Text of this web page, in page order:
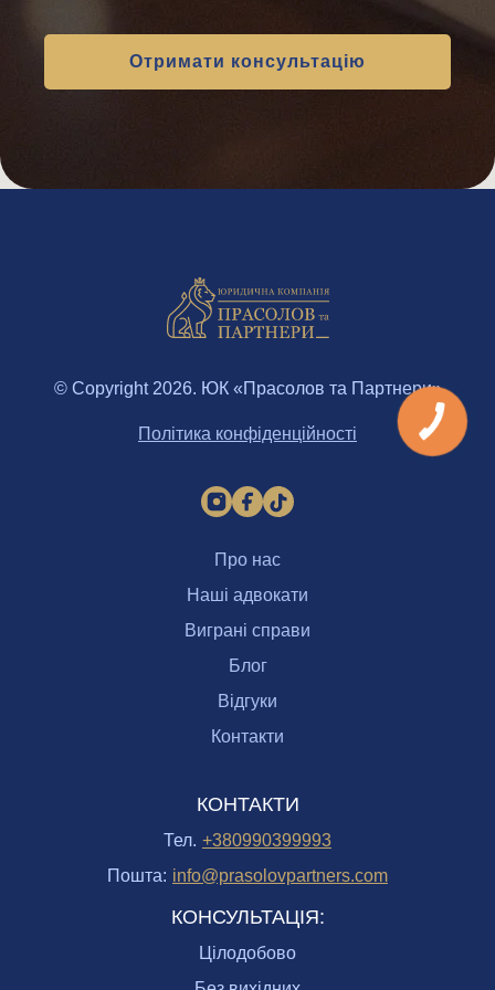
© Copyright 2026. ЮК «Прасолов та Партнери»
Політика конфіденційності
Про нас
Наші адвокати
Виграні справи
Блог
Відгуки
Контакти
КОНТАКТИ
Тел. +380990399993
Пошта: info@prasolovpartners.com
КОНСУЛЬТАЦІЯ:
Цілодобово